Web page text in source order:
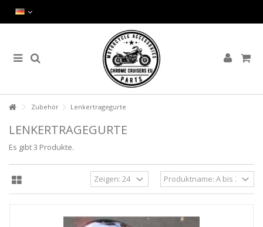
Zubehör Lenkertragegurte
LENKERTRAGEGURTE
Es gibt 3 Produkte.